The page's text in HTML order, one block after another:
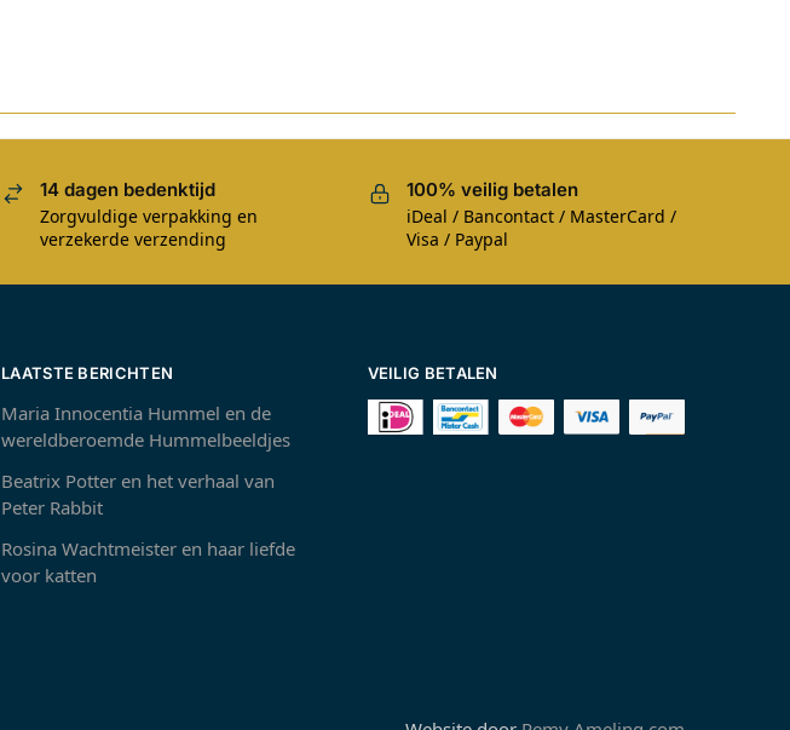
14 dagen bedenktijd
Zorgvuldige verpakking en
verzekerde verzending
100% veilig betalen
iDeal / Bancontact / MasterCard /
Visa / Paypal
LAATSTE BERICHTEN
Maria Innocentia Hummel en de
wereldberoemde Hummelbeeldjes
Beatrix Potter en het verhaal van
Peter Rabbit
Rosina Wachtmeister en haar liefde
voor katten
VEILIG BETALEN